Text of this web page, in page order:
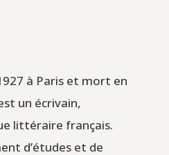
à Paris et mort en
un écrivain,
littéraire français.
d’études et de